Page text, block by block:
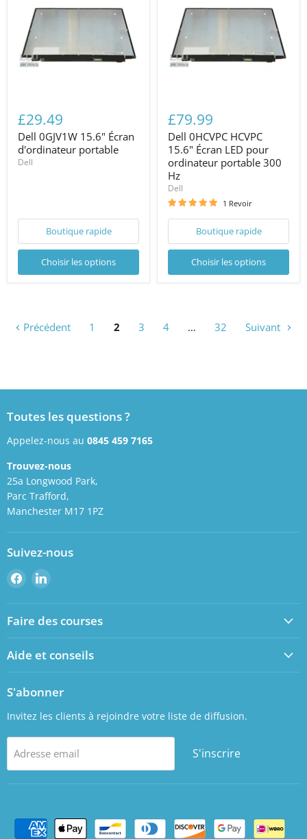
£29.49
Dell 0GJV1W 15.6" Écran
d'ordinateur portable
Dell
Boutique rapide
Choisir les options
£79.99
Dell 0HCVPC HCVPC
15.6" Écran LED pour
ordinateur portable 300
Hz
Dell
1 Revoir
Boutique rapide
Choisir les options
Précédent 1 2 3 4 … 32 Suivant
Toutes les questions ?
Appelez-nous au 0845 459 7165
Trouvez-nous
25a Longwood Park,
Parc Trafford,
Manchester M17 1PZ
Suivez-nous
Retrouvez-
nous
sur
Facebook
Retrouvez-
sur
LinkedIn
Faire des courses
Aide et conseils
S'abonner
Invitez les clients à rejoindre votre liste de diffusion.
Adresse email S'inscrire